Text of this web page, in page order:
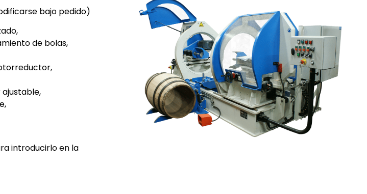
bajo pedido)
de bolas,
introducirlo en la